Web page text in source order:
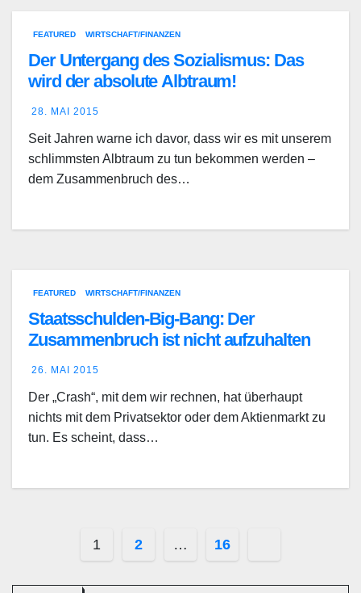
FEATURED WIRTSCHAFT/FINANZEN
Der Untergang des Sozialismus: Das
wird der absolute Albtraum!
28. MAI 2015
Seit Jahren warne ich davor, dass wir es mit unserem
schlimmsten Albtraum zu tun bekommen werden –
dem Zusammenbruch des…
FEATURED WIRTSCHAFT/FINANZEN
Staatsschulden-Big-Bang: Der
Zusammenbruch ist nicht aufzuhalten
26. MAI 2015
Der „Crash“, mit dem wir rechnen, hat überhaupt
nichts mit dem Privatsektor oder dem Aktienmarkt zu
tun. Es scheint, dass…
Seitennummerierung
der
1 2 … 16